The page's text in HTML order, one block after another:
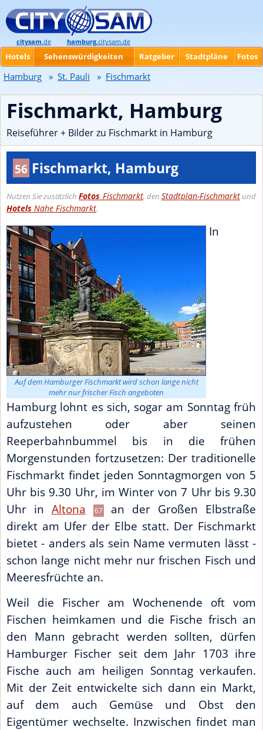
Fischmarkt, Hamburg
Reiseführer + Bilder zu Fischmarkt in Hamburg
56 Fischmarkt, Hamburg
Nutzen Sie zusätzlichFotos Fischmarkt, den Stadtplan-Fischmarktund
Hotels Nähe Fischmarkt.
Auf dem Hamburger Fischmarkt wird schon lange nicht
mehr nur frischer Fisch angeboten
In
Hamburg lohnt es sich, sogar am Sonntag früh
aufzustehen oder aber seinen
Reeperbahnbummel bis in die frühen
Morgenstunden fortzusetzen: Der traditionelle
Fischmarkt findet jeden Sonntagmorgen von 5
Uhr bis 9.30 Uhr, im Winter von 7 Uhr bis 9.30
Uhr in Altona 67an der Großen Elbstraße
direkt am Ufer der Elbe statt. Der Fischmarkt
bietet - anders als sein Name vermuten lässt -
schon lange nicht mehr nur frischen Fisch und
Meeresfrüchte an.
Weil die Fischer am Wochenende oft vom
Fischen heimkamen und die Fische frisch an
den Mann gebracht werden sollten, dürfen
Hamburger Fischer seit dem Jahr 1703 ihre
Fische auch am heiligen Sonntag verkaufen.
Mit der Zeit entwickelte sich dann ein Markt,
auf dem auch Gemüse und Obst den
Eigentümer wechselte. Inzwischen findet man
citysam.de hamburg.citysam.de
Hotels Sehenswürdigkeiten Ratgeber Stadtpläne Fotos
Hamburg » St. Pauli » Fischmarkt